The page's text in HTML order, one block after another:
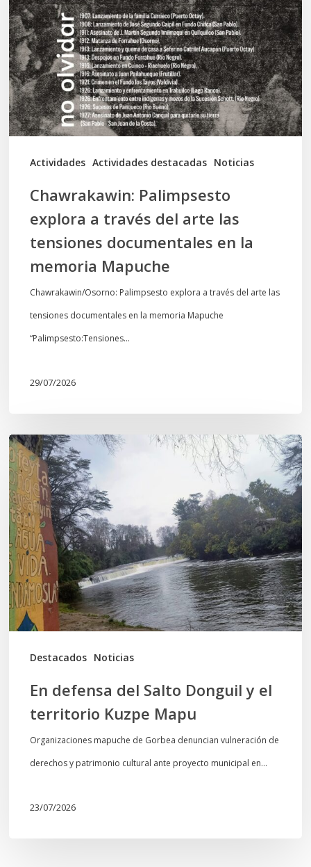
Actividades Actividades destacadas Noticias
a
través
del
arte
las
tensiones
documentales
memoria
Mapuche
Chawrakawin: Palimpsesto
explora a través del arte las
tensiones documentales en la
memoria Mapuche
Chawrakawin/Osorno: Palimpsesto explora a través del arte las
tensiones documentales en la memoria Mapuche
“Palimpsesto:Tensiones…
29/07/2026
Destacados Noticias
En
defensa
del
Salto
Donguil
y
el
territorio
Kuzpe
Mapu
En defensa del Salto Donguil y el
territorio Kuzpe Mapu
Organizaciones mapuche de Gorbea denuncian vulneración de
derechos y patrimonio cultural ante proyecto municipal en…
23/07/2026